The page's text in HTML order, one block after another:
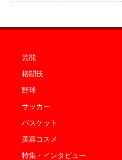
芸能
格闘技
野球
サッカー
バスケット
美容コスメ
特集・インタビュー